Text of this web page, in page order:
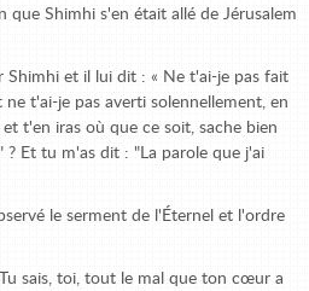
que Shimhi s'en était allé de Jérusalem
Shimhi et il lui dit : « Ne t'ai-je pas fait
t'ai-je pas averti solennellement, en
t'en iras où que ce soit, sache bien
Et tu m'as dit : "La parole que j'ai
le serment de l'Éternel et l'ordre
sais, toi, tout le mal que ton cœur a